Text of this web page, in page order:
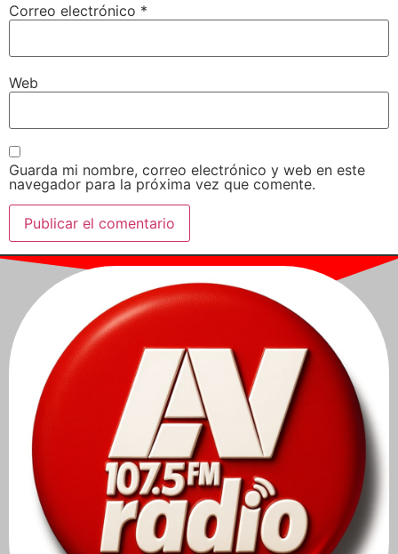
Correo electrónico *
Web
Guarda mi nombre, correo electrónico y web en este
navegador para la próxima vez que comente.